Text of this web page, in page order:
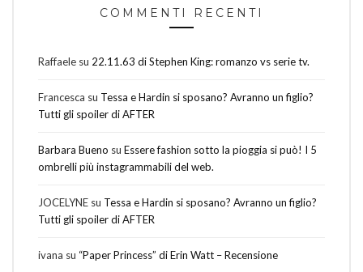
COMMENTI RECENTI
Raffaele su 22.11.63 di Stephen King: romanzo vs serie tv.
Francesca su Tessa e Hardin si sposano? Avranno un figlio?
Tutti gli spoiler di AFTER
Barbara Bueno su Essere fashion sotto la pioggia si può! I 5
ombrelli più instagrammabili del web.
JOCELYNE su Tessa e Hardin si sposano? Avranno un figlio?
Tutti gli spoiler di AFTER
ivana su “Paper Princess” di Erin Watt – Recensione